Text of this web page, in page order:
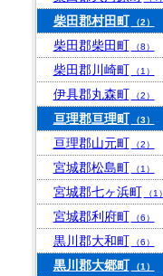
柴田郡村田町 （2）
柴田郡柴田町 （8）
柴田郡川崎町 （1）
伊具郡丸森町 （2）
亘理郡亘理町 （3）
亘理郡山元町 （2）
宮城郡松島町 （1）
宮城郡七ヶ浜町 （1）
宮城郡利府町 （6）
黒川郡大和町 （6）
黒川郡大郷町 （1）